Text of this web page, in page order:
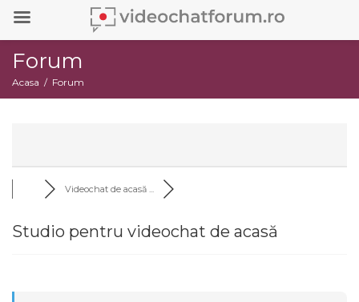
Forum
Acasa Forum
Videochat de acasă ...
Studio pentru videochat de acasă